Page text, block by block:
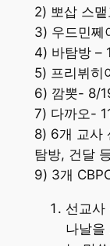
2) 뽀삽 스
3) 우드민쩨
4) 바탐방 –
5) 프리뷔히
6) 깜뽓- 8/
7) 다까오-
8) 6개 교사
탐방, 건달
9) 3개
선교사
나날을